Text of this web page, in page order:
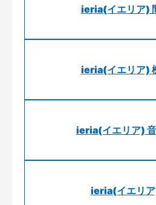
ieria(イエリア)
ieria(イエリア)
ieria(イエリア)
ieria(イエリ